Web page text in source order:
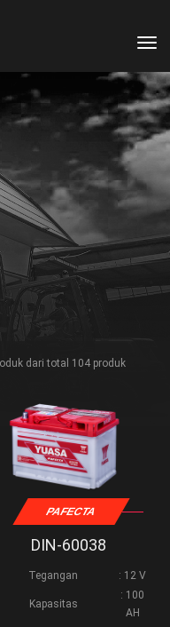
dari total 104 produk
PAFECTA
DIN-60038
Tegangan : 12 V
Kapasitas
: 100
AH